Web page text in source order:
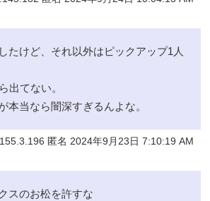
たけど、それ以外はピックアップ1人
出てない。
本当なら闇深すぎるんよな。
匿名 2024年9月23日 7:10:19 AM
スのお松を許すな